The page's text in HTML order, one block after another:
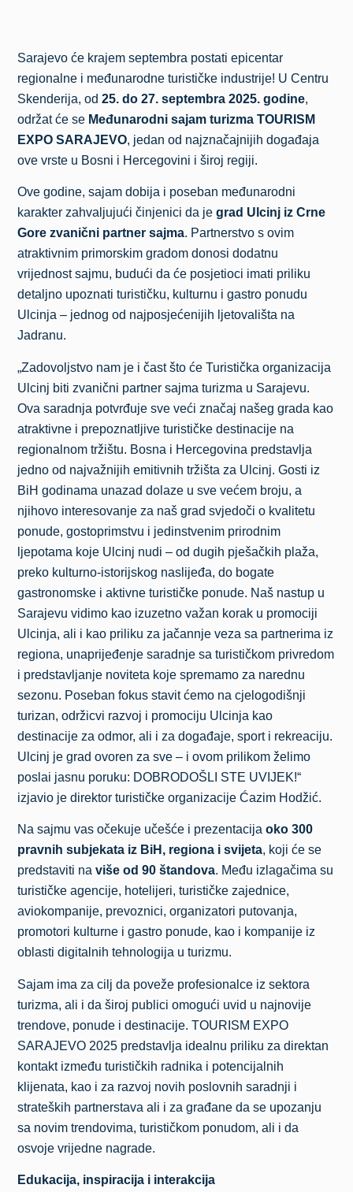
Sarajevo će krajem septembra postati epicentar
regionalne i međunarodne turističke industrije! U Centru
Skenderija, od25. do 27. septembra 2025. godine,
održat će se Međunarodni sajam turizma TOURISM
EXPO SARAJEVO, jedan od najznačajnijih događaja
ove vrste u Bosni i Hercegovini i široj regiji.
Ove godine, sajam dobija i poseban međunarodni
karakter zahvaljujući činjenici da jegrad Ulcinj iz Crne
Gore zvanični partner sajma. Partnerstvo s ovim
atraktivnim primorskim gradom donosi dodatnu
vrijednost sajmu, budući da će posjetioci imati priliku
detaljno upoznati turističku, kulturnu i gastro ponudu
Ulcinja – jednog od najposjećenijih ljetovališta na
Jadranu.
„Zadovoljstvo nam je i čast što će Turistička organizacija
Ulcinj biti zvanični partner sajma turizma u Sarajevu.
Ova saradnja potvrđuje sve veći značaj našeg grada kao
atraktivne i prepoznatljive turističke destinacije na
regionalnom tržištu. Bosna i Hercegovina predstavlja
jedno od najvažnijih emitivnih tržišta za Ulcinj. Gosti iz
BiH godinama unazad dolaze u sve većem broju, a
njihovo interesovanje za naš grad svjedoči o kvalitetu
ponude, gostoprimstvu i jedinstvenim prirodnim
ljepotama koje Ulcinj nudi – od dugih pješačkih plaža,
preko kulturno-istorijskog naslijeđa, do bogate
gastronomske i aktivne turističke ponude. Naš nastup u
Sarajevu vidimo kao izuzetno važan korak u promociji
Ulcinja, ali i kao priliku za jačannje veza sa partnerima iz
regiona, unaprijeđenje saradnje sa turističkom privredom
i predstavljanje noviteta koje spremamo za narednu
sezonu. Poseban fokus stavit ćemo na cjelogodišnji
turizan, održicvi razvoj i promociju Ulcinja kao
destinacije za odmor, ali i za događaje, sport i rekreaciju.
Ulcinj je grad ovoren za sve – i ovom prilikom želimo
poslai jasnu poruku: DOBRODOŠLI STE UVIJEK!“
izjavio je direktor turističke organizacije Ćazim Hodžić.
Na sajmu vas očekuje učešće i prezentacijaoko 300
pravnih subjekata iz BiH, regiona i svijeta, koji će se
predstaviti naviše od 90 štandova. Među izlagačima su
turističke agencije, hotelijeri, turističke zajednice,
aviokompanije, prevoznici, organizatori putovanja,
promotori kulturne i gastro ponude, kao i kompanije iz
oblasti digitalnih tehnologija u turizmu.
Sajam ima za cilj da poveže profesionalce iz sektora
turizma, ali i da široj publici omogući uvid u najnovije
trendove, ponude i destinacije. TOURISM EXPO
SARAJEVO 2025 predstavlja idealnu priliku za direktan
kontakt između turističkih radnika i potencijalnih
klijenata, kao i za razvoj novih poslovnih saradnji i
strateških partnerstava ali i za građane da se upozanju
sa novim trendovima, turističkom ponudom, ali i da
osvoje vrijedne nagrade.
Edukacija, inspiracija i interakcija